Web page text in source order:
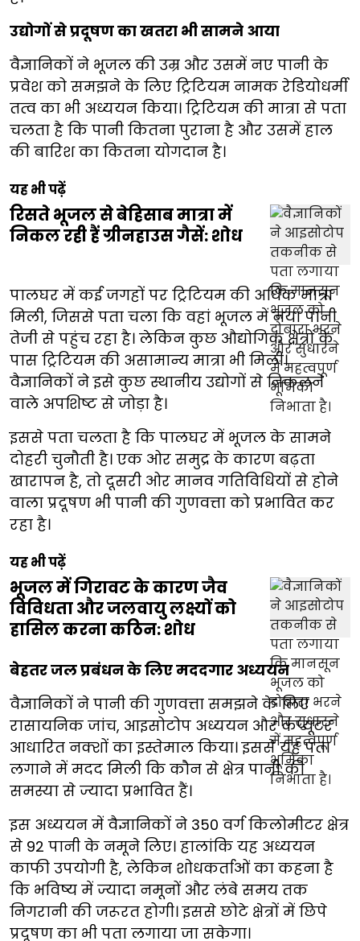
उद्योगों से प्रदूषण का खतरा भी सामने आया
वैज्ञानिकों ने भूजल की उम्र और उसमें नए पानी के
प्रवेश को समझने के लिए ट्रिटियम नामक रेडियोधर्मी
तत्व का भी अध्ययन किया। ट्रिटियम की मात्रा से पता
चलता है कि पानी कितना पुराना है और उसमें हाल
की बारिश का कितना योगदान है।
यह भी पढ़ें
रिसते भूजल से बेहिसाब मात्रा में
निकल रही हैं ग्रीनहाउस गैसें: शोध
पालघर में कई जगहों पर ट्रिटियम की अधिक मात्रा
मिली, जिससे पता चला कि वहां भूजल में नया पानी
तेजी से पहुंच रहा है। लेकिन कुछ औद्योगिक क्षेत्रों के
पास ट्रिटियम की असामान्य मात्रा भी मिली।
वैज्ञानिकों ने इसे कुछ स्थानीय उद्योगों से निकलने
वाले अपशिष्ट से जोड़ा है।
इससे पता चलता है कि पालघर में भूजल के सामने
दोहरी चुनौती है। एक ओर समुद्र के कारण बढ़ता
खारापन है, तो दूसरी ओर मानव गतिविधियों से होने
वाला प्रदूषण भी पानी की गुणवत्ता को प्रभावित कर
रहा है।
यह भी पढ़ें
भूजल में गिरावट के कारण जैव
विविधता और जलवायु लक्ष्यों को
हासिल करना कठिन: शोध
बेहतर जल प्रबंधन के लिए मददगार अध्ययन
वैज्ञानिकों ने पानी की गुणवत्ता समझने के लिए
रासायनिक जांच, आइसोटोप अध्ययन और कंप्यूटर
आधारित नक्शों का इस्तेमाल किया। इससे यह पता
लगाने में मदद मिली कि कौन से क्षेत्र पानी की
समस्या से ज्यादा प्रभावित हैं।
इस अध्ययन में वैज्ञानिकों ने 350 वर्ग किलोमीटर क्षेत्र
से 92 पानी के नमूने लिए। हालांकि यह अध्ययन
काफी उपयोगी है, लेकिन शोधकर्ताओं का कहना है
कि भविष्य में ज्यादा नमूनों और लंबे समय तक
निगरानी की जरूरत होगी। इससे छोटे क्षेत्रों में छिपे
प्रदूषण का भी पता लगाया जा सकेगा।